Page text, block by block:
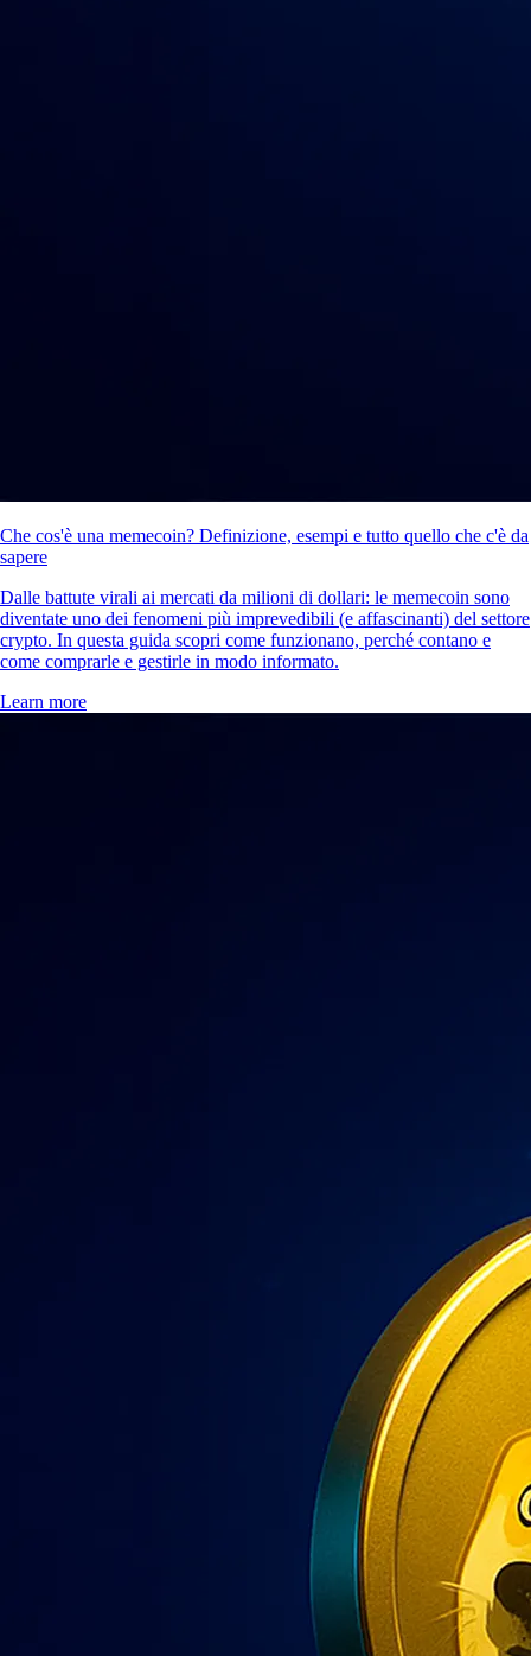
Che cos'è una memecoin? Definizione, esempi e tutto quello che c'è da
sapere
Dalle battute virali ai mercati da milioni di dollari: le memecoin sono
diventate uno dei fenomeni più imprevedibili (e affascinanti) del settore
crypto. In questa guida scopri come funzionano, perché contano e
come comprarle e gestirle in modo informato.
Learn more